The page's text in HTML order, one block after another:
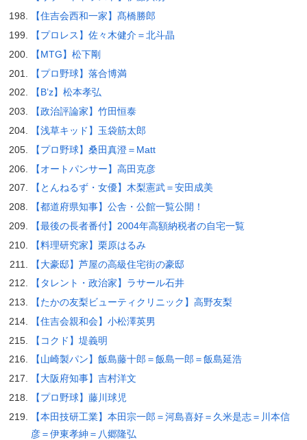
【住吉会西和一家】髙橋勝郎
【プロレス】佐々木健介＝北斗晶
【MTG】松下剛
【プロ野球】落合博満
【B’z】松本孝弘
【政治評論家】竹田恒泰
【浅草キッド】玉袋筋太郎
【プロ野球】桑田真澄＝Matt
【オートパンサー】高田克彦
【とんねるず・女優】木梨憲武＝安田成美
【都道府県知事】公舎・公館一覧公開！
【最後の長者番付】2004年高額納税者の自宅一覧
【料理研究家】栗原はるみ
【大豪邸】芦屋の高級住宅街の豪邸
【タレント・政治家】ラサール石井
【たかの友梨ビューティクリニック】高野友梨
【住吉会親和会】小松澤英男
【コクド】堤義明
【山崎製パン】飯島藤十郎＝飯島一郎＝飯島延浩
【大阪府知事】吉村洋文
【プロ野球】藤川球児
【本田技研工業】本田宗一郎＝河島喜好＝久米是志＝川本信
彦＝伊東孝紳＝八郷隆弘